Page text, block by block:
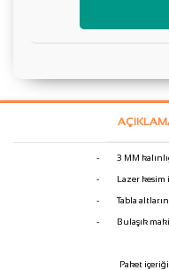
- 3 MM
- Lazer kesim
- Tabla
- Bulaşık
Paket içeriği